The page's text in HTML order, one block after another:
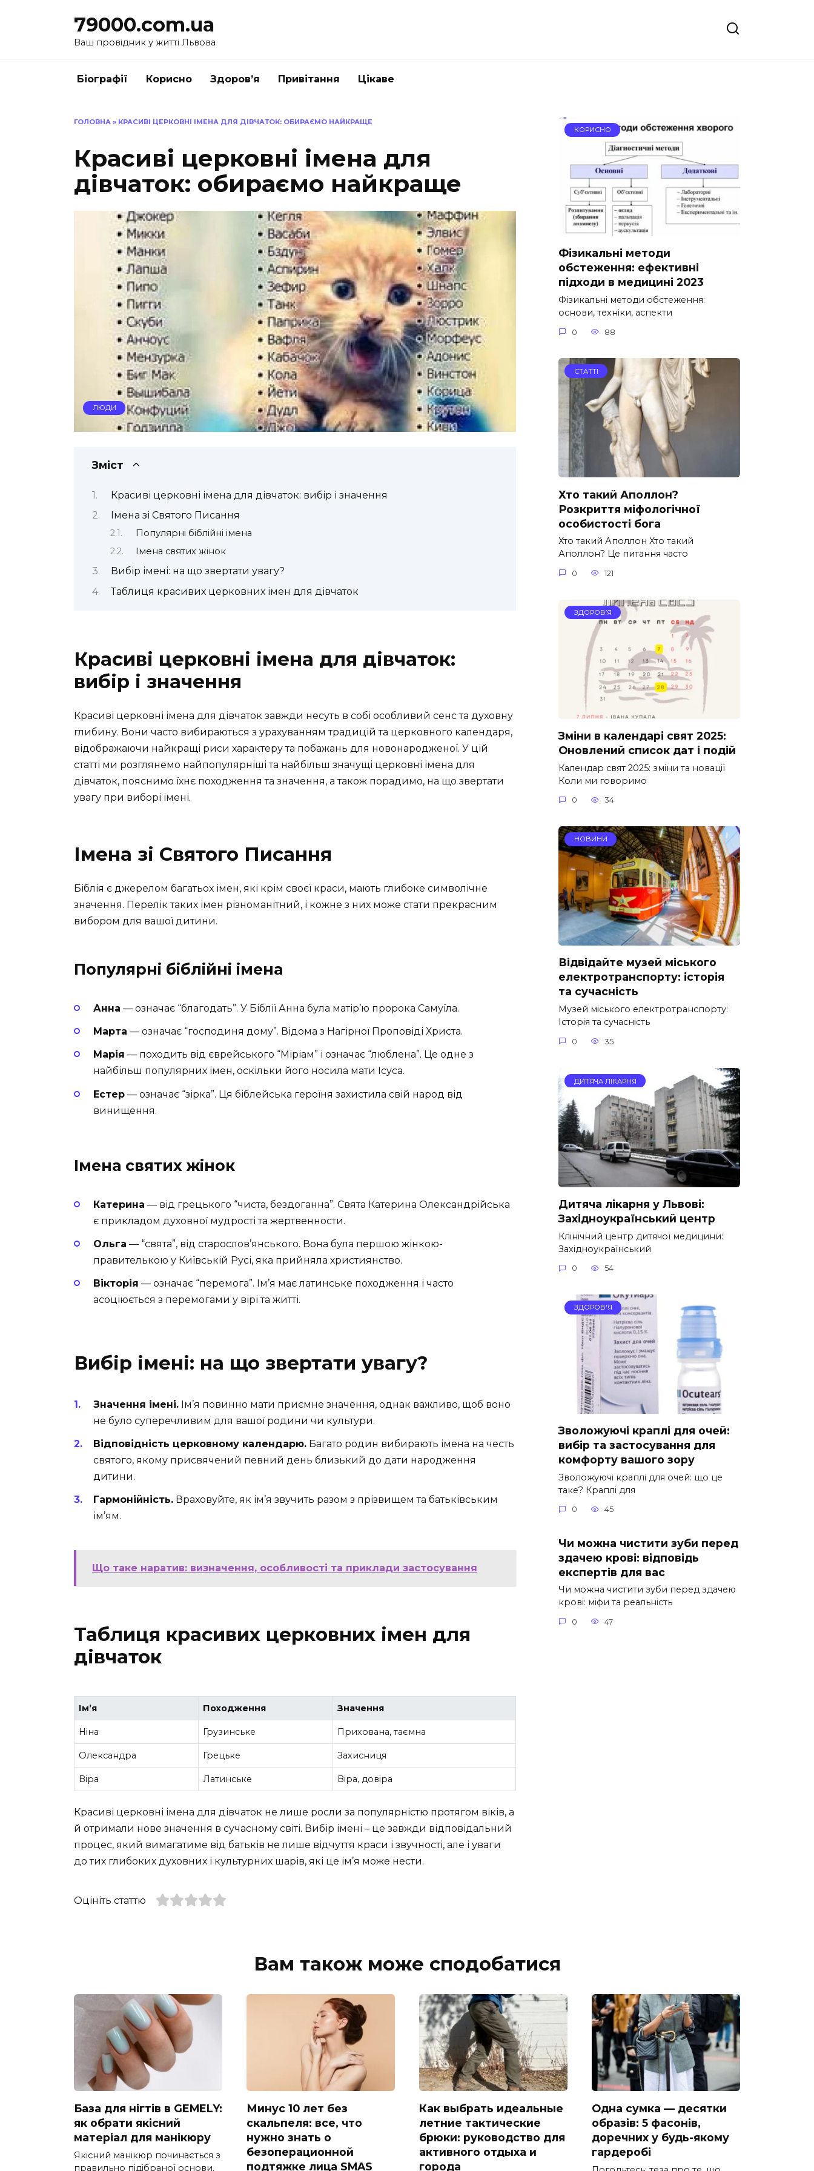
79000.com.ua
Ваш провідник у житті Львова
Біографії Корисно Здоров’я Привітання Цікаве
ГОЛОВНА » КРАСИВІ ЦЕРКОВНІ ІМЕНА ДЛЯ ДІВЧАТОК: ОБИРАЄМО НАЙКРАЩЕ
Красиві церковні імена для
дівчаток: обираємо найкраще
ЛЮДИ
Зміст
Красиві церковні імена для дівчаток: вибір і значення
Імена зі Святого Писання
Популярні біблійні імена
Імена святих жінок
Вибір імені: на що звертати увагу?
Таблиця красивих церковних імен для дівчаток
Красиві церковні імена для дівчаток:
вибір і значення
Красиві церковні імена для дівчаток завжди несуть в собі особливий сенс та духовну
глибину. Вони часто вибираються з урахуванням традицій та церковного календаря,
відображаючи найкращі риси характеру та побажань для новонародженої. У цій
статті ми розглянемо найпопулярніші та найбільш значущі церковні імена для
дівчаток, пояснимо їхнє походження та значення, а також порадимо, на що звертати
увагу при виборі імені.
Імена зі Святого Писання
Біблія є джерелом багатьох імен, які крім своєї краси, мають глибоке символічне
значення. Перелік таких імен різноманітний, і кожне з них може стати прекрасним
вибором для вашої дитини.
Популярні біблійні імена
Анна — означає “благодать”. У Біблії Анна була матір’ю пророка Самуїла.
Марта — означає “господиня дому”. Відома з Нагірної Проповіді Христа.
Марія — походить від єврейського “Міріам” і означає “люблена”. Це одне з
найбільш популярних імен, оскільки його носила мати Ісуса.
Естер — означає “зірка”. Ця біблейська героїня захистила свій народ від
винищення.
Імена святих жінок
Катерина — від грецького “чиста, бездоганна”. Свята Катерина Олександрійська
є прикладом духовної мудрості та жертвенности.
Ольга — “свята”, від старослов’янського. Вона була першою жінкою-
правителькою у Київській Русі, яка прийняла християнство.
Вікторія — означає “перемога”. Ім’я має латинське походження і часто
асоціюється з перемогами у вірі та житті.
Вибір імені: на що звертати увагу?
Значення імені. Ім’я повинно мати приємне значення, однак важливо, щоб воно
не було суперечливим для вашої родини чи культури.
Відповідність церковному календарю. Багато родин вибирають імена на честь
святого, якому присвячений певний день близький до дати народження
дитини.
Гармонійність. Враховуйте, як ім’я звучить разом з прізвищем та батьківським
ім’ям.
Що таке наратив: визначення, особливості та приклади застосування
Таблиця красивих церковних імен для
дівчаток
Ім’я Походження Значення
Ніна Грузинське Прихована, таємна
Олександра Грецьке Захисниця
Віра Латинське Віра, довіра
Красиві церковні імена для дівчаток не лише росли за популярністю протягом віків, а
й отримали нове значення в сучасному світі. Вибір імені – це завжди відповідальний
процес, який вимагатиме від батьків не лише відчуття краси і звучності, але і уваги
до тих глибоких духовних і культурних шарів, які це ім’я може нести.
Оцініть статтю
КОРИСНО
Фізикальні методи
обстеження: ефективні
підходи в медицині 2023
Фізикальні методи обстеження:
основи, техніки, аспекти
0 88
СТАТТІ
Хто такий Аполлон?
Розкриття міфологічної
особистості бога
Хто такий Аполлон Хто такий
Аполлон? Це питання часто
0 121
ЗДОРОВ’Я
Зміни в календарі свят 2025:
Оновлений список дат і подій
Календар свят 2025: зміни та новації
Коли ми говоримо
0 34
НОВИНИ
Відвідайте музей міського
електротранспорту: історія
та сучасність
Музей міського електротранспорту:
Історія та сучасність
0 35
ДИТЯЧА ЛІКАРНЯ
Дитяча лікарня у Львові:
Західноукраїнський центр
Клінічний центр дитячої медицини:
Західноукраїнський
0 54
ЗДОРОВ'Я
Зволожуючі краплі для очей:
вибір та застосування для
комфорту вашого зору
Зволожуючі краплі для очей: що це
таке? Краплі для
0 45
Чи можна чистити зуби перед
здачею крові: відповідь
експертів для вас
Чи можна чистити зуби перед здачею
крові: міфи та реальність
0 47
Вам також може сподобатися
База для нігтів в GEMELY:
як обрати якісний
матеріал для манікюру
Якісний манікюр починається з
правильно підібраної основи.
Минус 10 лет без
скальпеля: все, что
нужно знать о
безоперационной
подтяжке лица SMAS
Как выбрать идеальные
летние тактические
брюки: руководство для
активного отдыха и
города
Одна сумка — десятки
образів: 5 фасонів,
доречних у будь-якому
гардеробі